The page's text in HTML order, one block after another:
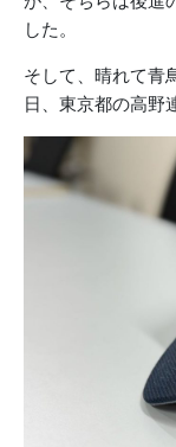
した。
そして、晴れて青
日、東京都の高野